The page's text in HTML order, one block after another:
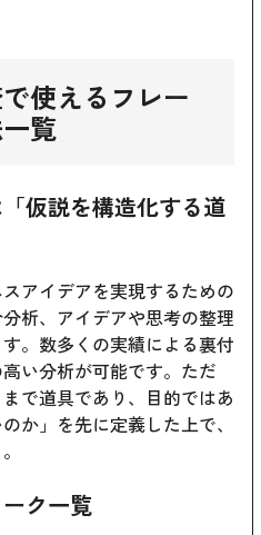
使えるフレー
覧
仮説を構造化する道
アイデアを実現するための
析、アイデアや思考の整理
。数多くの実績による裏付
い分析が可能です。ただ
で道具であり、目的ではあ
か」を先に定義した上で、
ク一覧